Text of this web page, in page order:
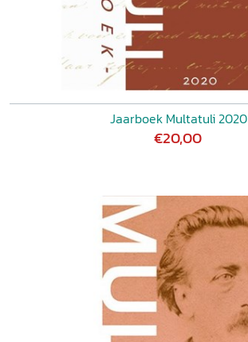
Jaarboek Multatuli 2020
€20,00